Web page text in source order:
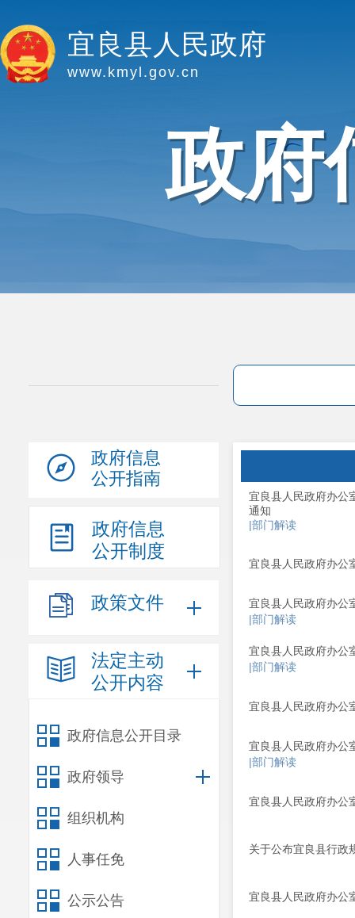
宜良县人民政府
www.kmyl.gov.cn
政府
政府信息
公开指南
政府信息
公开制度
政策文件
法定主动
公开内容
政府信息公开目录
政府领导
组织机构
人事任免
公示公告
宜良县人民政府办公
通知
|部门解读
宜良县人民政府办公
宜良县人民政府办公
|部门解读
宜良县人民政府办公
|部门解读
宜良县人民政府办公
宜良县人民政府办公
|部门解读
宜良县人民政府办公
关于公布宜良县行政
宜良县人民政府办公